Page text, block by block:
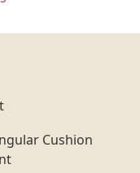
Cushion